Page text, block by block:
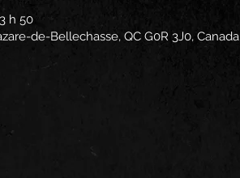
h 50
de-Bellechasse, QC G0R 3J0, Canada